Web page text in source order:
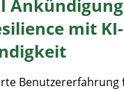
mit KI-
Benutzererfahrung